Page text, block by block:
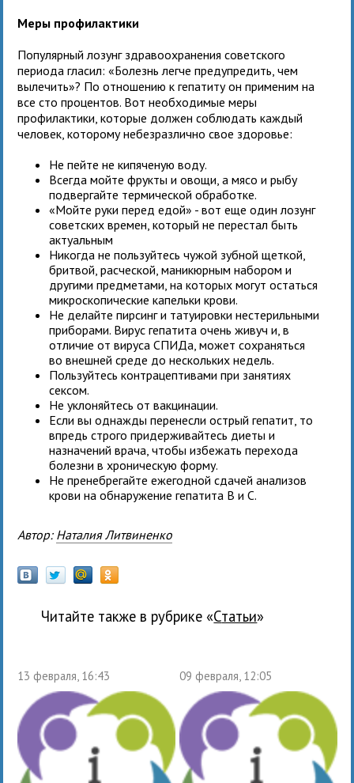
Меры профилактики
Популярный лозунг здравоохранения советского
периода гласил: «Болезнь легче предупредить, чем
вылечить»? По отношению к гепатиту он применим на
все сто процентов. Вот необходимые меры
профилактики, которые должен соблюдать каждый
человек, которому небезразлично свое здоровье:
Не пейте не кипяченую воду.
Всегда мойте фрукты и овощи, а мясо и рыбу
подвергайте термической обработке.
«Мойте руки перед едой» - вот еще один лозунг
советских времен, который не перестал быть
актуальным
Никогда не пользуйтесь чужой зубной щеткой,
бритвой, расческой, маникюрным набором и
другими предметами, на которых могут остаться
микроскопические капельки крови.
Не делайте пирсинг и татуировки нестерильными
приборами. Вирус гепатита очень живуч и, в
отличие от вируса СПИДа, может сохраняться
во внешней среде до нескольких недель.
Пользуйтесь контрацептивами при занятиях
сексом.
Не уклоняйтесь от вакцинации.
Если вы однажды перенесли острый гепатит, то
впредь строго придерживайтесь диеты и
назначений врача, чтобы избежать перехода
болезни в хроническую форму.
Не пренебрегайте ежегодной сдачей анализов
крови на обнаружение гепатита В и С.
Автор: Наталия Литвиненко
Читайте также в рубрике « Статьи»
13 февраля, 16:43 09 февраля, 12:05